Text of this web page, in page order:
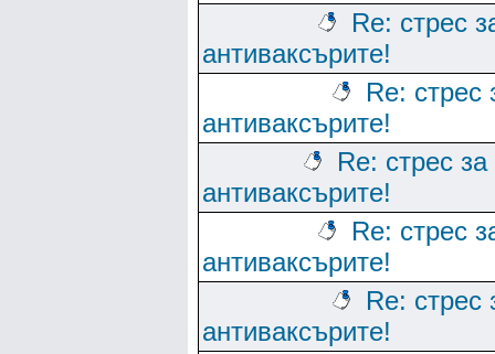
Re: стрес
антиваксърите!
Re: стрес
антиваксърите!
Re: стрес за
антиваксърите!
Re: стрес
антиваксърите!
Re: стрес
антиваксърите!